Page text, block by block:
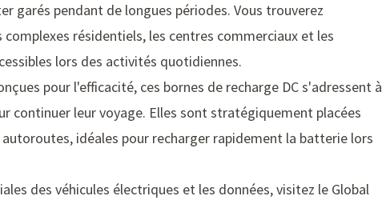
garés pendant de longues périodes. Vous trouverez
résidentiels, les centres commerciaux et les
lors des activités quotidiennes.
pour l'efficacité, ces bornes de recharge DC s'adressent à
continuer leur voyage. Elles sont stratégiquement placées
idéales pour recharger rapidement la batterie lors
des véhicules électriques et les données, visitez le Global